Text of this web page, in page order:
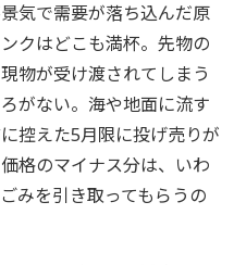
気で需要が落ち込んだ原
クはどこも満杯。先物の
物が受け渡されてしまう
がない。海や地面に流す
控えた5月限に投げ売りが
格のマイナス分は、いわ
みを引き取ってもらうの